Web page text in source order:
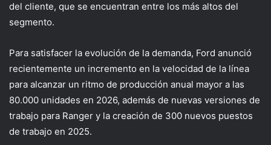
del cliente, que se encuentran entre los más altos del
segmento.
Para satisfacer la evolución de la demanda, Ford anunció
recientemente un incremento en la velocidad de la línea
para alcanzar un ritmo de producción anual mayor a las
80.000 unidades en 2026, además de nuevas versiones de
trabajo para Ranger y la creación de 300 nuevos puestos
de trabajo en 2025.